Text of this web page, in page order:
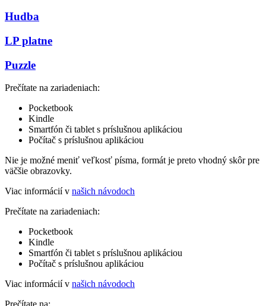
Hudba
LP platne
Puzzle
Prečítate na zariadeniach:
Pocketbook
Kindle
Smartfón či tablet s príslušnou aplikáciou
Počítač s príslušnou aplikáciou
Nie je možné meniť veľkosť písma, formát je preto vhodný skôr pre
väčšie obrazovky.
Viac informácií v našich návodoch
Prečítate na zariadeniach:
Pocketbook
Kindle
Smartfón či tablet s príslušnou aplikáciou
Počítač s príslušnou aplikáciou
Viac informácií v našich návodoch